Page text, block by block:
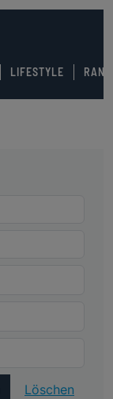
LIFESTYLE
Löschen